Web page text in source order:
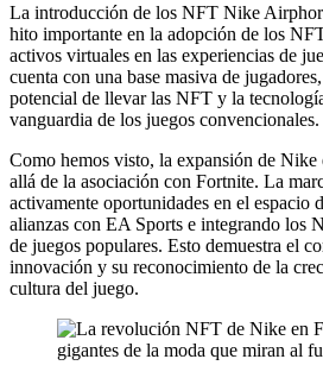
La introducción de los NFT Nike
hito importante en la adopción de los
activos virtuales en las experiencias de
cuenta con una base masiva de
potencial de llevar las NFT y la
vanguardia de los juegos convencionales.
Como hemos visto, la expansión de Nike
allá de la asociación con Fortnite. La
activamente oportunidades en el espacio
alianzas con EA Sports e integrando los
de juegos populares. Esto demuestra el
innovación y su reconocimiento de la
cultura del juego.